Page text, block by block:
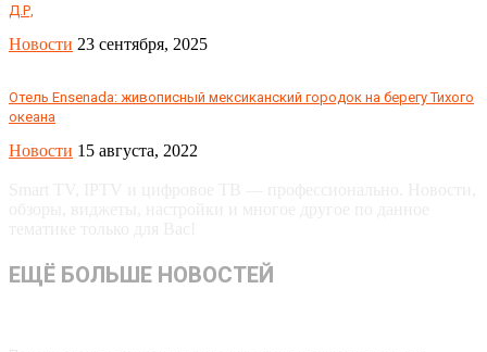
Д.Р,
Новости 23 сентября, 2025
Отель Ensenada: живописный мексиканский городок на берегу Тихого
океана
Новости 15 августа, 2022
ЕЩЁ БОЛЬШЕ НОВОСТЕЙ